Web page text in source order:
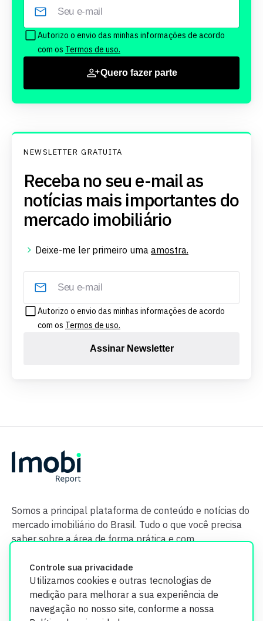
Controle sua privacidade
Utilizamos cookies e outras tecnologias de
medição para melhorar a sua experiência de
navegação no nosso site, conforme a nossa
Autorizo o envio das minhas informações de acordo
com os Termos de uso.
Quero fazer parte
NEWSLETTER GRATUITA
Receba no seu e-mail as
notícias mais importantes do
mercado imobiliário
Deixe-me ler primeiro uma amostra.
Autorizo o envio das minhas informações de acordo
com os Termos de uso.
Assinar Newsletter
Somos a principal plataforma de conteúdo e notícias do
mercado imobiliário do Brasil. Tudo o que você precisa
saber sobre a área de forma prática e com